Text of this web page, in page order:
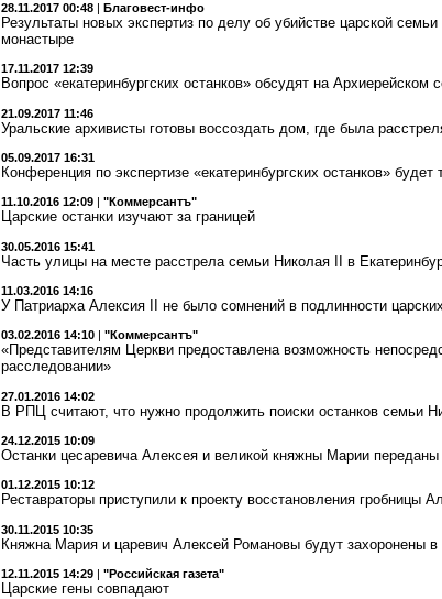
28.11.2017 00:48 | Благовест-инфо
Результаты новых экспертиз по делу об убийстве царской
монастыре
17.11.2017 12:39
Вопрос «екатеринбургских останков» обсудят на Архиерейском
21.09.2017 11:46
Уральские архивисты готовы воссоздать дом, где была
05.09.2017 16:31
Конференция по экспертизе «екатеринбургских останков» будет
11.10.2016 12:09 "Коммерсантъ"
Царские останки изучают за границей
30.05.2016 15:41
Часть улицы на месте расстрела семьи Николая II в
11.03.2016 14:16
У Патриарха Алексия II не было сомнений в подлинности
03.02.2016 14:10 "Коммерсантъ"
«Представителям Церкви предоставлена возможность
расследовании»
27.01.2016 14:02
В РПЦ считают, что нужно продолжить поиски останков семьи
24.12.2015 10:09
Останки цесаревича Алексея и великой княжны Марии
01.12.2015 10:12
Реставраторы приступили к проекту восстановления гробницы
30.11.2015 10:35
Княжна Мария и царевич Алексей Романовы будут захоронены в
12.11.2015 14:29 | "Российская газета"
Царские гены совпадают